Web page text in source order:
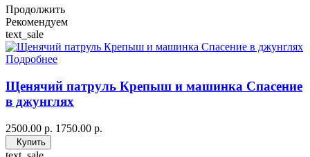
Продолжить
Рекомендуем
text_sale
Подробнее
Щенячий патруль Крепыш и машинка Спасение
в джунглях
2500.00 р. 1750.00 р.
Купить